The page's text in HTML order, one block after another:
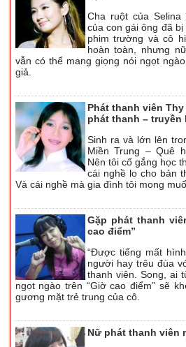
Cha ruột của
của con gái ông đã
phim trường và cô
hoàn toàn, nhưng
vẫn có thể mang giọng nói ngọt
giả.
Phát thanh viên Thy
phát thanh – truyền
Sinh ra và lớn lên
Miền Trung – Quê
Nên tôi cố gắng học
cái nghề lo cho bản
Và cái nghề mà gia đình tôi mong
Gặp phát thanh
cao điểm”
“Được tiếng mất
người hay trêu đùa
thanh viên. Song, ai
ngọt ngào trên “Giờ cao điểm” sẽ
gương mặt trẻ trung của cô.
Nữ phát thanh viên